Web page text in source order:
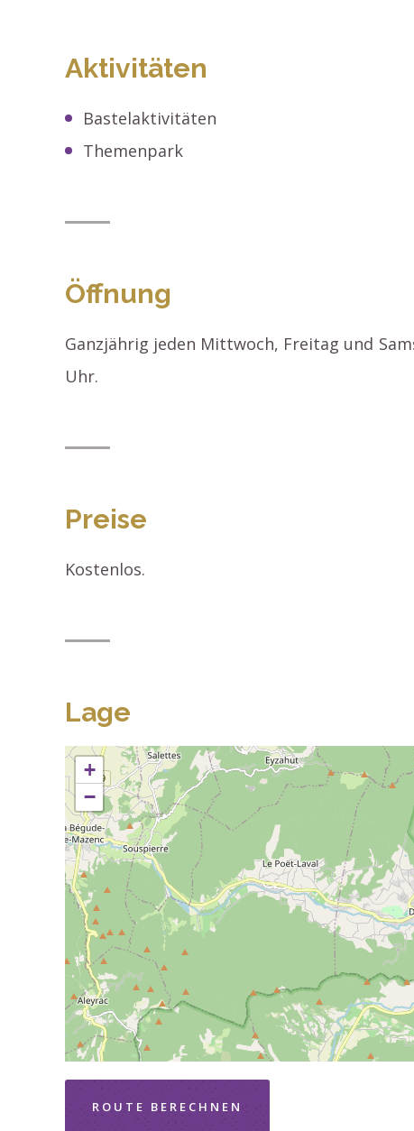
Aktivitäten
Bastelaktivitäten
Themenpark
Öffnung
Ganzjährig jeden Mittwoch, Freitag und
Uhr.
Preise
Kostenlos.
Lage
+
−
ROUTE BERECHNEN